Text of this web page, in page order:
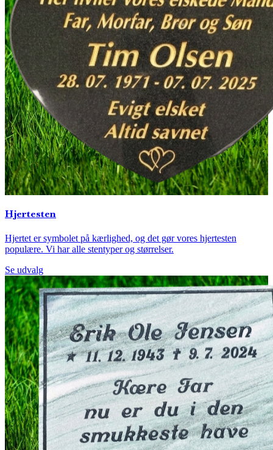
Hjertesten
Hjertet er symbolet på kærlighed, og det gør vores hjertesten
populære. Vi har alle stentyper og størrelser.
Se udvalg